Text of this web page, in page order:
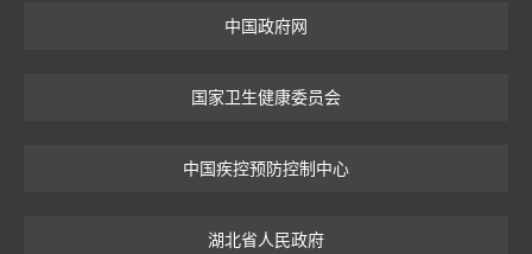
中国政府网
国家卫生健康委员会
中国疾控预防控制中心
湖北省人民政府